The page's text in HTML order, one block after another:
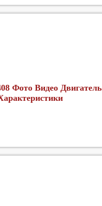
Фото Видео Двигатель